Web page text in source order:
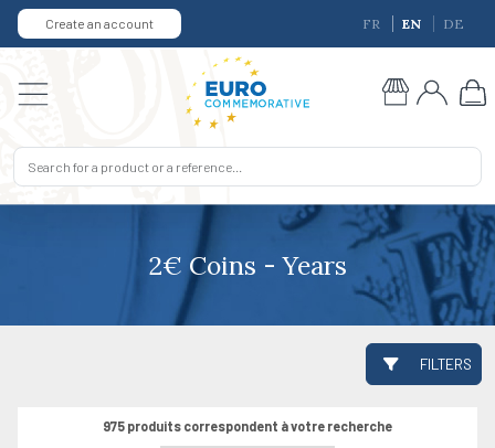
Create an account FR EN DE
2€ Coins - Years
FILTERS
975 produits correspondent à votre recherche